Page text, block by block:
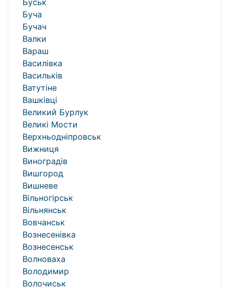
Буськ
Буча
Бучач
Валки
Вараш
Василівка
Васильків
Ватутіне
Вашківці
Великий Бурлук
Великі Мости
Верхньодніпровськ
Вижниця
Виноградів
Вишгород
Вишневе
Вільногірськ
Вільнянськ
Вовчанськ
Вознесенівка
Вознесенськ
Волноваха
Володимир
Волочиськ